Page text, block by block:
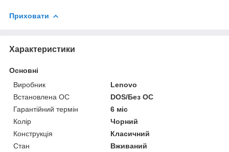
Приховати
Характеристики
Основні
Виробник
Lenovo
Встановлена ОС
DOS/Без ОС
Гарантійний термін
6 міс
Колір
Чорний
Конструкція
Класичний
Стан
Вживаний